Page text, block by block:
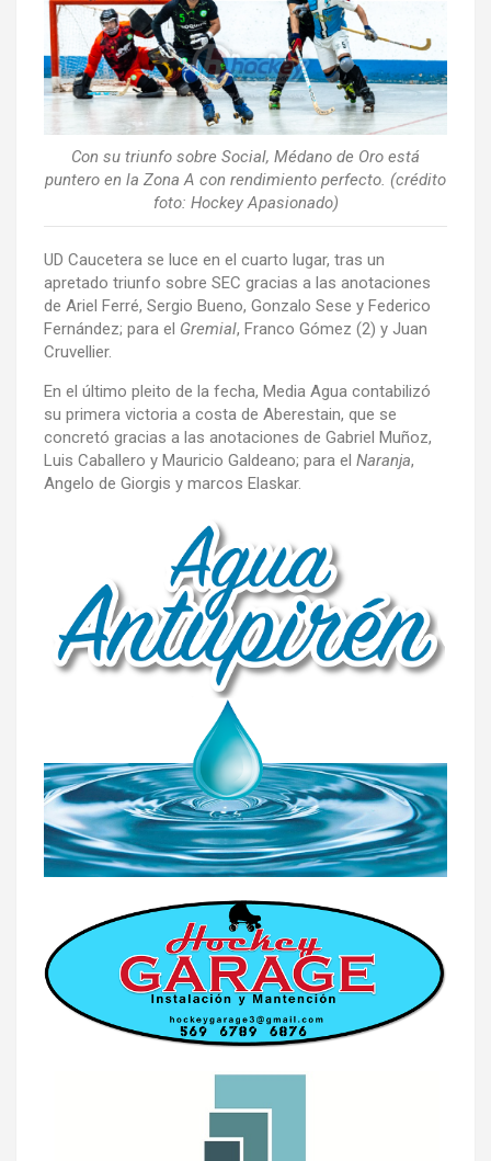
Con su triunfo sobre Social, Médano de Oro está
puntero en la Zona A con rendimiento perfecto. (crédito
foto: Hockey Apasionado)
UD Caucetera se luce en el cuarto lugar, tras un
apretado triunfo sobre SEC gracias a las anotaciones
de Ariel Ferré, Sergio Bueno, Gonzalo Sese y Federico
Fernández; para el Gremial, Franco Gómez (2) y Juan
Cruvellier.
En el último pleito de la fecha, Media Agua contabilizó
su primera victoria a costa de Aberestain, que se
concretó gracias a las anotaciones de Gabriel Muñoz,
Luis Caballero y Mauricio Galdeano; para el Naranja,
Angelo de Giorgis y marcos Elaskar.